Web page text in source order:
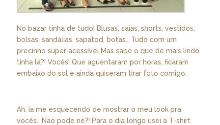
No bazar tinha de tudo! Blusas, saias, shorts, vestidos,
bolsas, sandálias, sapatod, botas.. Tudo com um
precinho super acessível.Mas sabe o que de mais lindo
tinha lá?! Vocês! Que aguentaram por horas, ficaram
embaixo do sol e ainda quiseram tirar foto comigo.
Ah, ia me esquecendo de mostrar o meu look pra
vocês.. Não pode né?! Para o dia longo usei a T-shirt